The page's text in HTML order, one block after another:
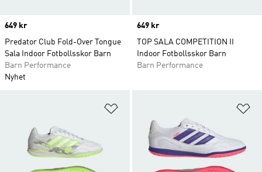
Price
649 kr
Predator Club Fold-Over Tongue
Sala Indoor Fotbollsskor Barn
Barn Performance
Nyhet
Price
649 kr
TOP SALA COMPETITION II
Indoor Fotbollsskor Barn
Barn Performance